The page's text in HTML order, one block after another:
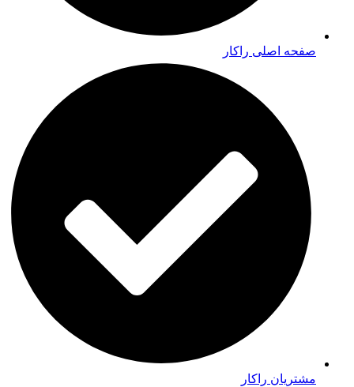
صفحه اصلی راکار
مشتریان راکار